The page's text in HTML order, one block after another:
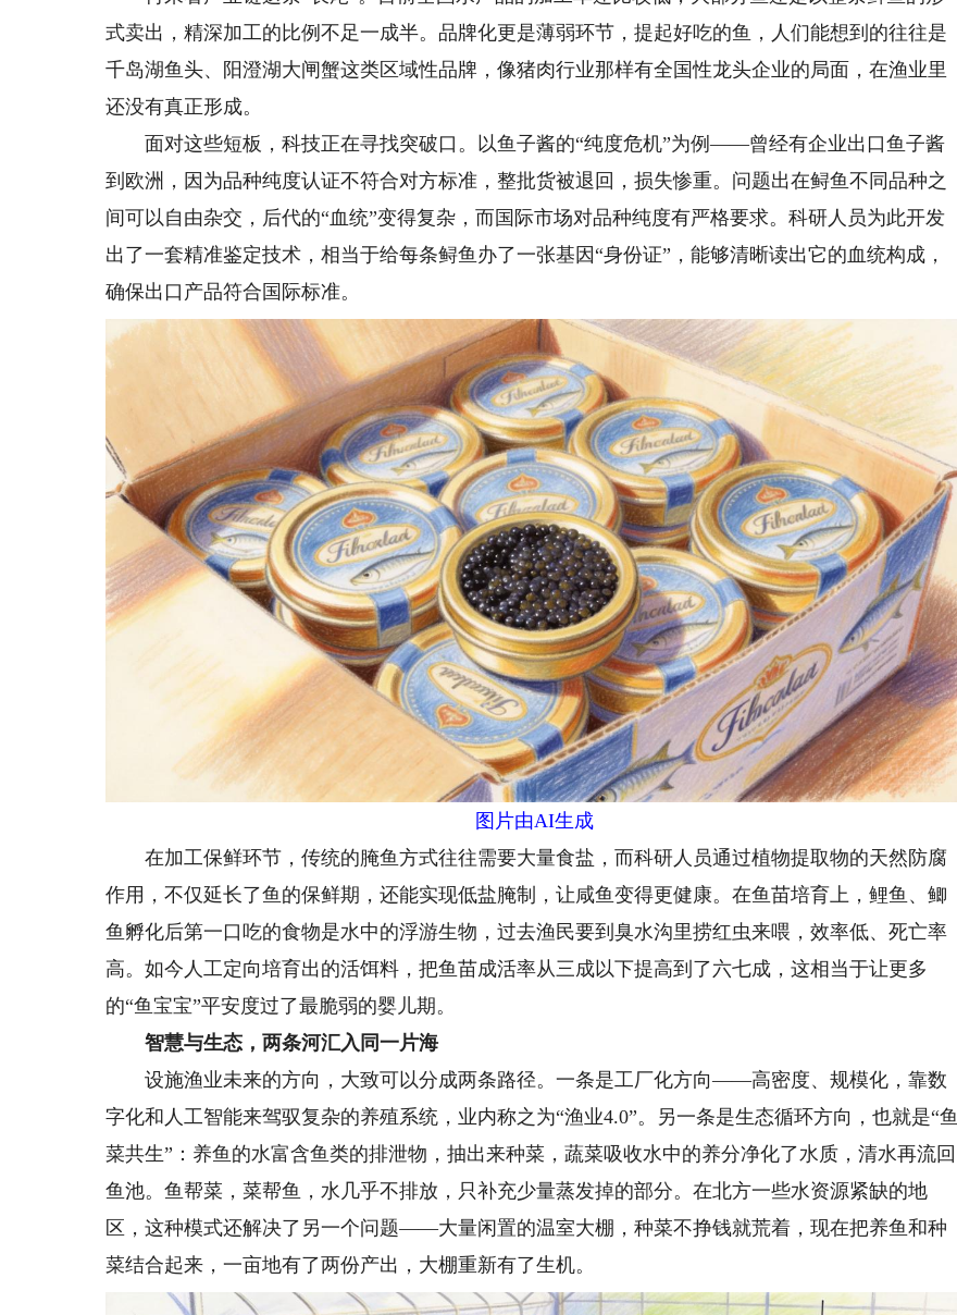
式卖出，精深加工的比例不足一成半。品牌化更是薄弱环节，提起好吃的鱼，人们能想到的往往是
千岛湖鱼头、阳澄湖大闸蟹这类区域性品牌，像猪肉行业那样有全国性龙头企业的局面，在渔业里
还没有真正形成。
面对这些短板，科技正在寻找突破口。以鱼子酱的“纯度危机”为例——曾经有企业出口鱼子酱
到欧洲，因为品种纯度认证不符合对方标准，整批货被退回，损失惨重。问题出在鲟鱼不同品种之
间可以自由杂交，后代的“血统”变得复杂，而国际市场对品种纯度有严格要求。科研人员为此开发
出了一套精准鉴定技术，相当于给每条鲟鱼办了一张基因“身份证”，能够清晰读出它的血统构成，
确保出口产品符合国际标准。
图片由AI生成
在加工保鲜环节，传统的腌鱼方式往往需要大量食盐，而科研人员通过植物提取物的天然防腐
作用，不仅延长了鱼的保鲜期，还能实现低盐腌制，让咸鱼变得更健康。在鱼苗培育上，鲤鱼、鲫
鱼孵化后第一口吃的食物是水中的浮游生物，过去渔民要到臭水沟里捞红虫来喂，效率低、死亡率
高。如今人工定向培育出的活饵料，把鱼苗成活率从三成以下提高到了六七成，这相当于让更多
的“鱼宝宝”平安度过了最脆弱的婴儿期。
智慧与生态，两条河汇入同一片海
设施渔业未来的方向，大致可以分成两条路径。一条是工厂化方向——高密度、规模化，靠数
字化和人工智能来驾驭复杂的养殖系统，业内称之为“渔业4.0”。另一条是生态循环方向，也就是“鱼
菜共生”：养鱼的水富含鱼类的排泄物，抽出来种菜，蔬菜吸收水中的养分净化了水质，清水再流回
鱼池。鱼帮菜，菜帮鱼，水几乎不排放，只补充少量蒸发掉的部分。在北方一些水资源紧缺的地
区，这种模式还解决了另一个问题——大量闲置的温室大棚，种菜不挣钱就荒着，现在把养鱼和种
菜结合起来，一亩地有了两份产出，大棚重新有了生机。